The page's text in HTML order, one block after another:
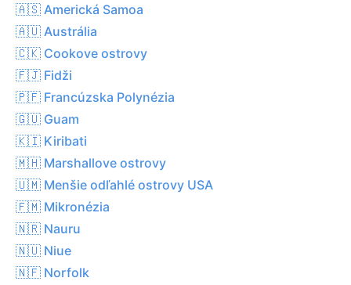
🇦🇸 Americká Samoa
🇦🇺 Austrália
🇨🇰 Cookove ostrovy
🇫🇯 Fidži
🇵🇫 Francúzska Polynézia
🇬🇺 Guam
🇰🇮 Kiribati
🇲🇭 Marshallove ostrovy
🇺🇲 Menšie odľahlé ostrovy USA
🇫🇲 Mikronézia
🇳🇷 Nauru
🇳🇺 Niue
🇳🇫 Norfolk